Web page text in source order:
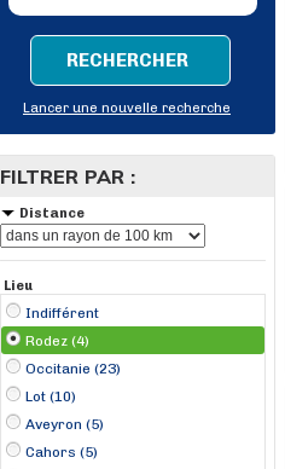
RECHERCHER
Lancer une nouvelle recherche
FILTRER PAR :
Distance
Lieu
Indifférent
Rodez (4)
Occitanie (23)
Lot (10)
Aveyron (5)
Cahors (5)